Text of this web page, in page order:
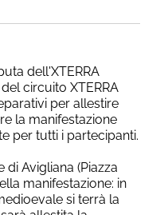
dell'XTERRA
circuito XTERRA
per allestire
la manifestazione
per tutti i partecipanti.
Avigliana (Piazza
manifestazione: in
si terrà la